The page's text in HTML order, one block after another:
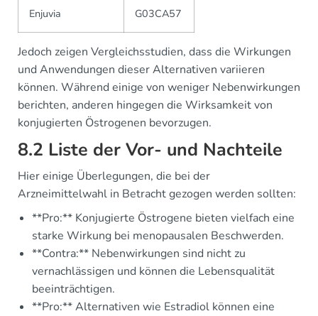
Enjuvia G03CA57
Jedoch zeigen Vergleichsstudien, dass die Wirkungen
und Anwendungen dieser Alternativen variieren
können. Während einige von weniger Nebenwirkungen
berichten, anderen hingegen die Wirksamkeit von
konjugierten Östrogenen bevorzugen.
8.2 Liste der Vor- und Nachteile
Hier einige Überlegungen, die bei der
Arzneimittelwahl in Betracht gezogen werden sollten:
**Pro:** Konjugierte Östrogene bieten vielfach eine
starke Wirkung bei menopausalen Beschwerden.
**Contra:** Nebenwirkungen sind nicht zu
vernachlässigen und können die Lebensqualität
beeinträchtigen.
**Pro:** Alternativen wie Estradiol können eine